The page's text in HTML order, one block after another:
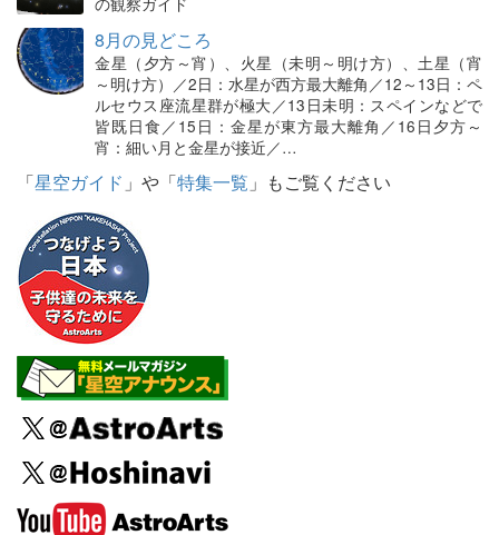
8月の見どころ
金星（夕方～宵）、火星（未明～明け方）、土星（宵
～明け方）／2日：水星が西方最大離角／12～13日：ペ
ルセウス座流星群が極大／13日未明：スペインなどで
皆既日食／15日：金星が東方最大離角／16日夕方～
宵：細い月と金星が接近／…
「星空ガイド 」や「特集一覧 」もご覧ください